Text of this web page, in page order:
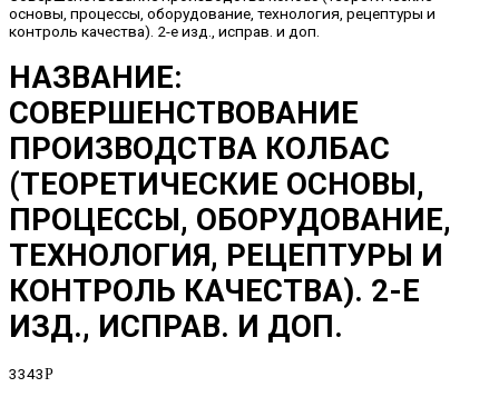
основы, процессы, оборудование, технология, рецептуры и
контроль качества). 2-е изд., исправ. и доп.
НАЗВАНИЕ:
СОВЕРШЕНСТВОВАНИЕ
ПРОИЗВОДСТВА КОЛБАС
(ТЕОРЕТИЧЕСКИЕ ОСНОВЫ,
ПРОЦЕССЫ, ОБОРУДОВАНИЕ,
ТЕХНОЛОГИЯ, РЕЦЕПТУРЫ И
КОНТРОЛЬ КАЧЕСТВА). 2-Е
ИЗД., ИСПРАВ. И ДОП.
3343Р